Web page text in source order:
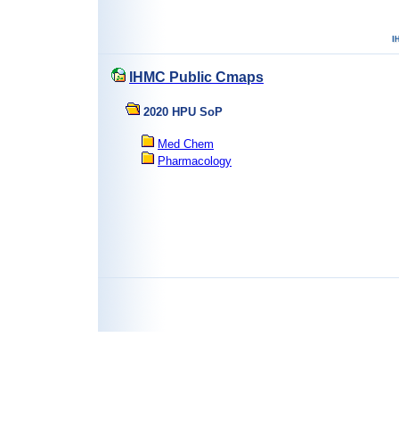
IHMC Public Cmaps
2020 HPU SoP
Med Chem
Pharmacology